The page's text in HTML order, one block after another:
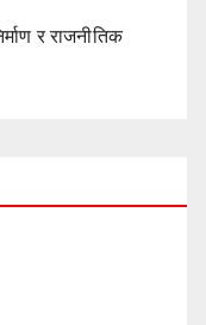
र राजनीतिक